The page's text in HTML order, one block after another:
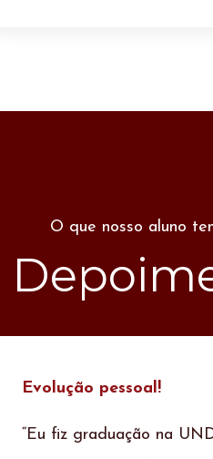
O que nosso aluno
Superou minhas
“O curso de